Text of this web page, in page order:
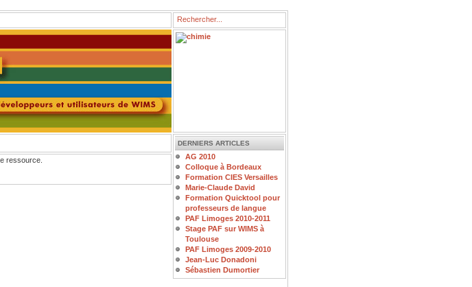
ressource.
DERNIERS ARTICLES
AG 2010
Colloque à Bordeaux
Formation CIES Versailles
Marie-Claude David
Formation Quicktool pour
professeurs de langue
PAF Limoges 2010-2011
Stage PAF sur WIMS à
Toulouse
PAF Limoges 2009-2010
Jean-Luc Donadoni
Sébastien Dumortier